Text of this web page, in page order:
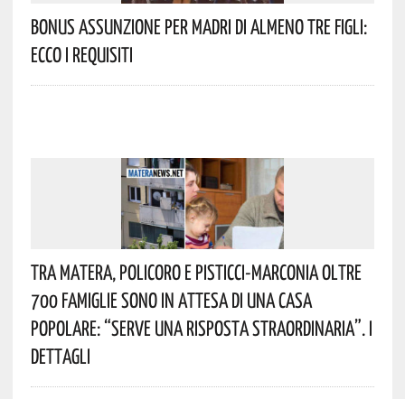
Bonus Assunzione Per Madri Di Almeno Tre Figli:
Ecco I Requisiti
Tra Matera, Policoro E Pisticci-Marconia Oltre
700 Famiglie Sono In Attesa Di Una Casa
Popolare: “serve Una Risposta Straordinaria”. I
Dettagli